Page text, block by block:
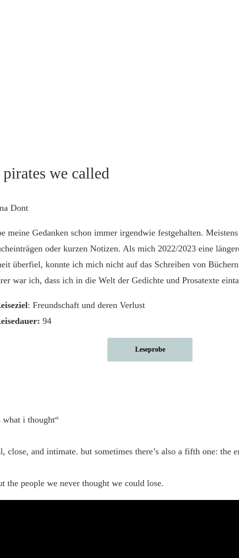
we called
Dont
meine Gedanken schon immer irgendwie festgehalten.
oder kurzen Notizen. Als mich 2022/2023 eine
überfiel, konnte ich mich nicht auf das Schreiben von
war ich, dass ich in die Welt der Gedichte und Prosatexte
: Freundschaft und deren Verlust
94
Leseprobe
what i thought“
close, and intimate. but sometimes there’s also a fifth one: the
the people we never thought we could lose.